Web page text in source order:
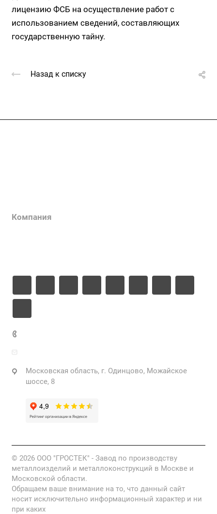
лицензию ФСБ на осуществление работ с
использованием сведений, составляющих
государственную тайну.
Назад к списку
Компания
Московская область, г. Одинцово, Можайское
шоссе, 8
© 2026 ООО "ГРОСТЕК" - Завод по производству
металлоизделий и металлоконструкций в Москве и
Московской области.
Обращаем ваше внимание на то, что данный сайт
носит исключительно информационный характер и ни
при каких